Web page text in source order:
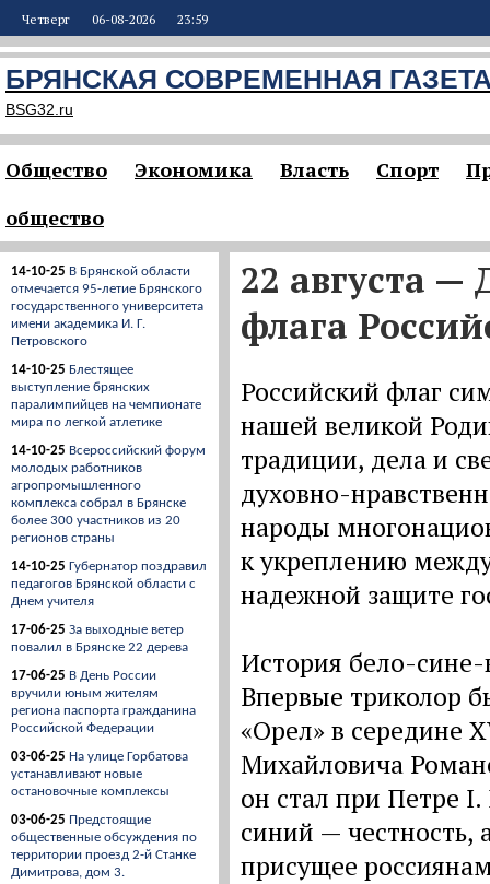
Четверг 06-08-2026 23:59
БРЯНСКАЯ СОВРЕМЕННАЯ
BSG32.ru
Общество Экономика Власть Спорт
общество
14-10-25 В Брянской области
отмечается 95-летие Брянского
государственного университета
имени академика И. Г.
Петровского
14-10-25 Блестящее
выступление брянских
паралимпийцев на чемпионате
мира по легкой атлетике
14-10-25 Всероссийский форум
молодых работников
агропромышленного
комплекса собрал в Брянске
более 300 участников из 20
регионов страны
14-10-25 Губернатор поздравил
педагогов Брянской области с
Днем учителя
17-06-25 За выходные ветер
повалил в Брянске 22 дерева
17-06-25 В День России
вручили юным жителям
региона паспорта гражданина
Российской Федерации
03-06-25 На улице Горбатова
устанавливают новые
остановочные комплексы
03-06-25 Предстоящие
общественные обсуждения по
территории проезд 2-й Станке
Димитрова, дом 3.
22 августа —
флага
Российский флаг
нашей великой
традиции, дела и
духовно-
народы
к укреплению
надежной защите
История бело-сине-
Впервые триколор
«Орел» в середине
Михайловича
он стал при Петре I.
синий — честность,
присущее